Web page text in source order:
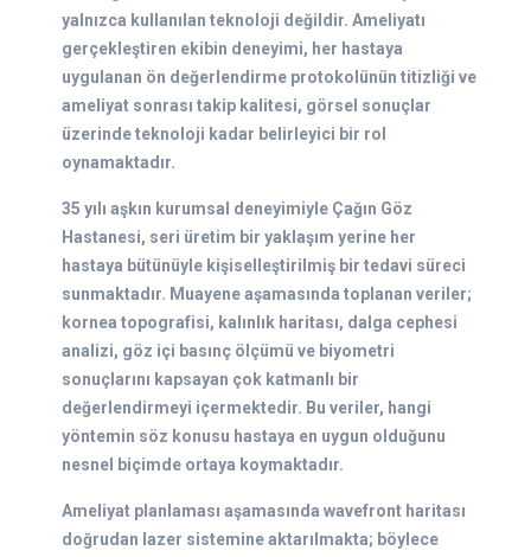
yalnızca kullanılan teknoloji değildir. Ameliyatı
gerçekleştiren ekibin deneyimi, her hastaya
uygulanan ön değerlendirme protokolünün titizliği ve
ameliyat sonrası takip kalitesi, görsel sonuçlar
üzerinde teknoloji kadar belirleyici bir rol
oynamaktadır.
35 yılı aşkın kurumsal deneyimiyle Çağın Göz
Hastanesi, seri üretim bir yaklaşım yerine her
hastaya bütünüyle kişiselleştirilmiş bir tedavi süreci
sunmaktadır. Muayene aşamasında toplanan veriler;
kornea topografisi, kalınlık haritası, dalga cephesi
analizi, göz içi basınç ölçümü ve biyometri
sonuçlarını kapsayan çok katmanlı bir
değerlendirmeyi içermektedir. Bu veriler, hangi
yöntemin söz konusu hastaya en uygun olduğunu
nesnel biçimde ortaya koymaktadır.
Ameliyat planlaması aşamasında wavefront haritası
doğrudan lazer sistemine aktarılmakta; böylece